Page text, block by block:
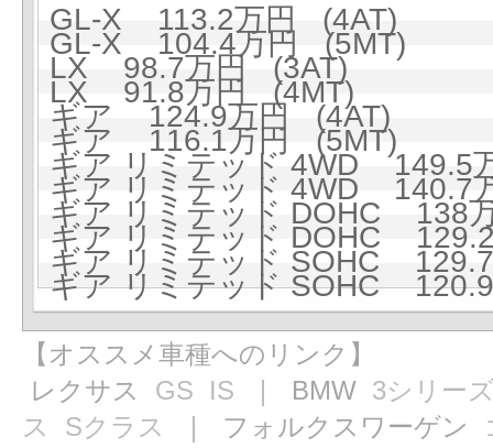
GL-X 113.2万円 (4AT)
GL-X 104.4万円 (5MT)
LX 98.7万円 (3AT)
LX 91.8万円 (4MT)
ギア 124.9万円 (4AT)
ギア 116.1万円 (5MT)
ギア リミテッド 4WD 149.5
ギア リミテッド 4WD 140.7
ギア リミテッド DOHC 138
ギア リミテッド DOHC
ギア リミテッド SOHC
ギア リミテッド SOHC
【オススメ車種へのリンク】
レクサス GS IS ｜ BMW 3シリー
ス
Sクラス ｜ フォルクスワーゲン